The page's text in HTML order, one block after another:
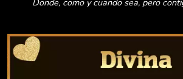
Donde, como y cuando sea, pero